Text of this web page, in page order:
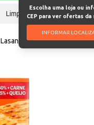
Escolha uma loja ou
CEP para ver ofertas da
INFORMAR
Limpeza
Lasanha Seara Congelada